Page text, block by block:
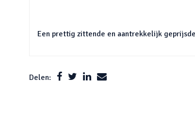
Een prettig zittende en aantrekkelijk
Delen: